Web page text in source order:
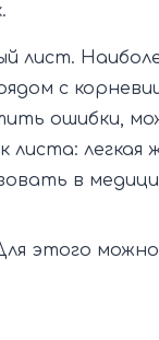
лист.
с
ошибки,
листа: легкая
в
этого можно